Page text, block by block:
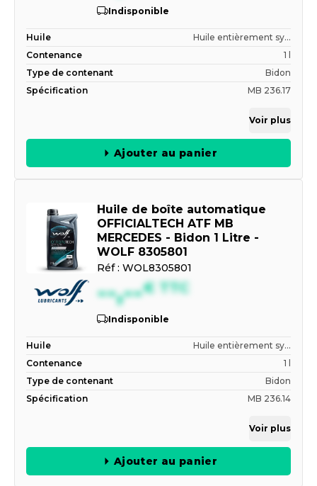
Indisponible
Huile
Huile entièrement sy...
Contenance
1 l
Type de contenant
Bidon
Spécification
MB 236.17
Voir plus
Ajouter au panier
Huile de boîte automatique
OFFICIALTECH ATF MB
MERCEDES - Bidon 1 Litre -
WOLF 8305801
Réf : WOL8305801
--,--€ TTC
Indisponible
Huile
Huile entièrement sy...
Contenance
1 l
Type de contenant
Bidon
Spécification
MB 236.14
Voir plus
Ajouter au panier